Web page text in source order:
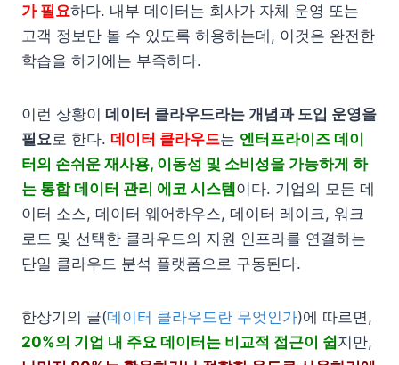
가 필요하다. 내부 데이터는 회사가 자체 운영 또는
고객 정보만 볼 수 있도록 허용하는데, 이것은 완전한
학습을 하기에는 부족하다.
이런 상황이 데이터 클라우드라는 개념과 도입 운영을
필요 로 한다. 데이터 클라우드는 엔터프라이즈 데이
터의 손쉬운 재사용, 이동성 및 소비성을 가능하게 하
는 통합 데이터 관리 에코 시스템이다. 기업의 모든 데
이터 소스, 데이터 웨어하우스, 데이터 레이크, 워크
로드 및 선택한 클라우드의 지원 인프라를 연결하는
단일 클라우드 분석 플랫폼으로 구동된다.
한상기의 글(데이터 클라우드란 무엇인가)에 따르면,
20%의 기업 내 주요 데이터는 비교적 접근이 쉽지만,